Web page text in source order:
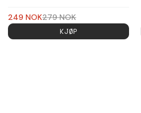
249 NOK279NOK
KJØP